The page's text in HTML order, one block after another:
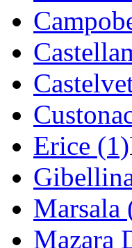
Erice (1)
Marsala
Mazara